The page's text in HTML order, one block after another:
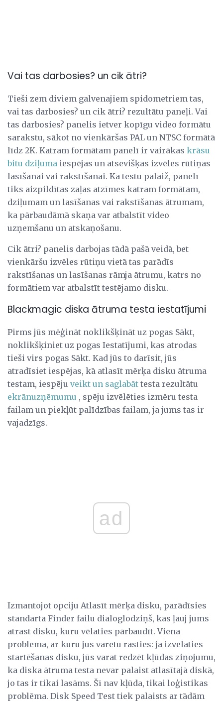
Vai tas darbosies? un cik ātri?
Tieši zem diviem galvenajiem spidometriem tas,
vai tas darbosies? un cik ātri? rezultātu paneļi. Vai
tas darbosies? panelis ietver kopīgu video formātu
sarakstu, sākot no vienkāršas PAL un NTSC formātā
līdz 2K. Katram formātam panelī ir vairākas krāsu
bitu dziļuma iespējas un atsevišķas izvēles rūtiņas
lasīšanai vai rakstīšanai. Kā testu palaiž, panelī
tiks aizpildītas zaļas atzīmes katram formātam,
dziļumam un lasīšanas vai rakstīšanas ātrumam,
ka pārbaudāmā skaņa var atbalstīt video
uzņemšanu un atskaņošanu.
Cik ātri? panelis darbojas tādā pašā veidā, bet
vienkāršu izvēles rūtiņu vietā tas parādīs
rakstīšanas un lasīšanas rāmja ātrumu, katrs no
formātiem var atbalstīt testējamo disku.
Blackmagic diska ātruma testa iestatījumi
Pirms jūs mēģināt noklikšķināt uz pogas Sākt,
noklikšķiniet uz pogas Iestatījumi, kas atrodas
tieši virs pogas Sākt. Kad jūs to darīsit, jūs
atradīsiet iespējas, kā atlasīt mērķa disku ātruma
testam, iespēju veikt un saglabāt testa rezultātu
ekrānuzņēmumu , spēju izvēlēties izmēru testa
failam un piekļūt palīdzības failam, ja jums tas ir
vajadzīgs.
ad
Izmantojot opciju Atlasīt mērķa disku, parādīsies
standarta Finder failu dialoglodziņš, kas ļauj jums
atrast disku, kuru vēlaties pārbaudīt. Viena
problēma, ar kuru jūs varētu rasties: ja izvēlaties
startēšanas disku, jūs varat redzēt kļūdas ziņojumu,
ka diska ātruma testa nevar palaist atlasītajā diskā,
jo tas ir tikai lasāms. Šī nav kļūda, tikai loģistikas
problēma. Disk Speed ​​Test tiek palaists ar tādām